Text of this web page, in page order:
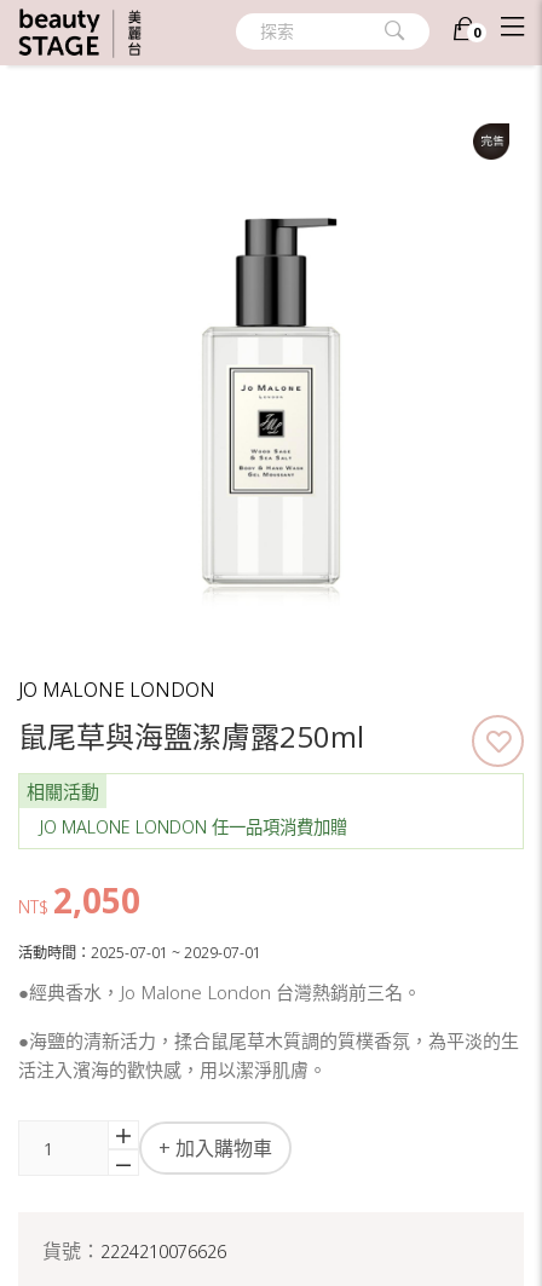
探索 0
首頁/ 美體 / 清潔沐浴
JO MALONE LONDON
鼠尾草與海鹽潔膚露250ml
相關活動
JO MALONE LONDON 任一品項消費加贈
NT$ 2,050
活動時間：2025-07-01 ~ 2029-07-01
●經典香水，Jo Malone London 台灣熱銷前三名。
●海鹽的清新活力，揉合鼠尾草木質調的質樸香氛，為平淡的生
活注入濱海的歡快感，用以潔淨肌膚。
+ 加入購物車
貨號： 2224210076626